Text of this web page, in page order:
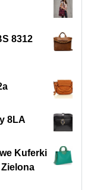
8312
8LA
Kuferki